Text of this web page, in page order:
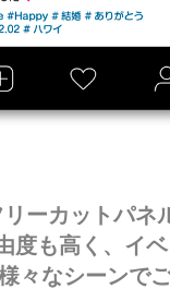
ーカットパネ
度も高く、イ
々なシーンで